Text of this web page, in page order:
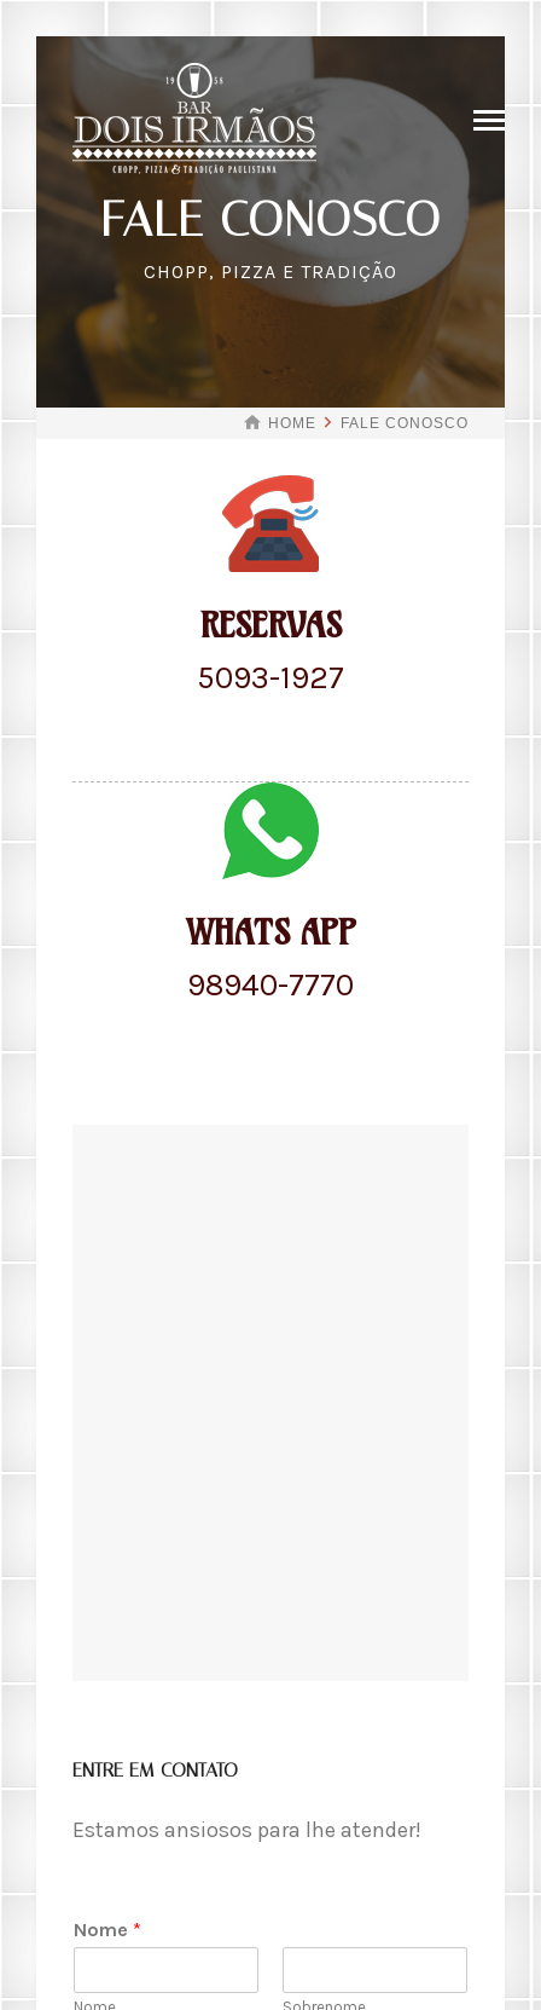
FALE CONOSCO
CHOPP, PIZZA E TRADIÇÃO
HOME FALE CONOSCO
RESERVAS
5093-1927
WHATS APP
98940-7770
ENTRE EM CONTATO
Estamos ansiosos para lhe atender!
Nome *